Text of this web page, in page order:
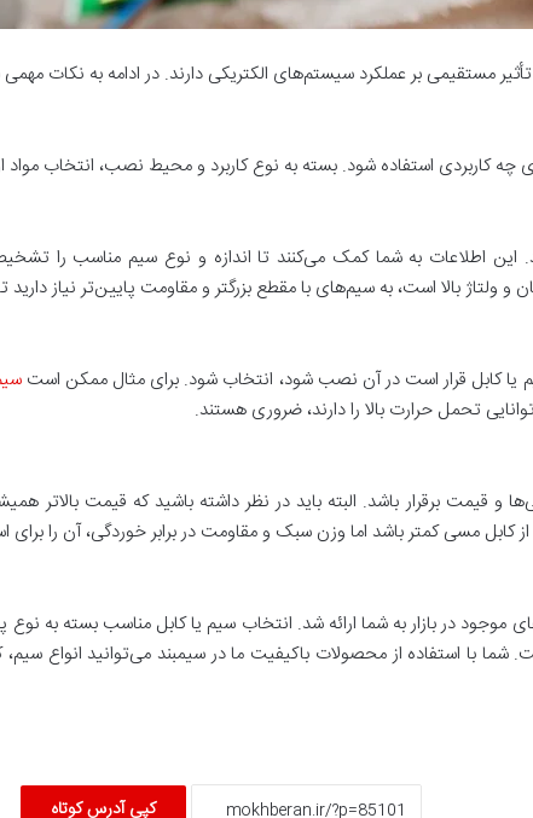
مستقیمی بر عملکرد سیستم‌های الکتریکی دارند. در ادامه به نکات
چه کاربردی استفاده شود. بسته به نوع کاربرد و محیط نصب، انتخاب مواد
این اطلاعات به شما کمک می‌کنند تا اندازه و نوع سیم مناسب را
بالا است، به سیم‌های با مقطع بزرگتر و مقاومت پایین‌تر نیاز دارید
یا کابل قرار است در آن نصب شود، انتخاب شود. برای مثال ممکن است
تحمل حرارت بالا را دارند، ضروری هستند.
و قیمت برقرار باشد. البته باید در نظر داشته باشید که قیمت بالاتر
کابل مسی کمتر باشد اما وزن سبک و مقاومت در برابر خوردگی، آن را
در بازار به شما ارائه شد. انتخاب سیم یا کابل مناسب بسته به نوع
با استفاده از محصولات با‌کیفیت ما در سیمبند می‌توانید انواع سیم،
کپی آدرس کوتاه